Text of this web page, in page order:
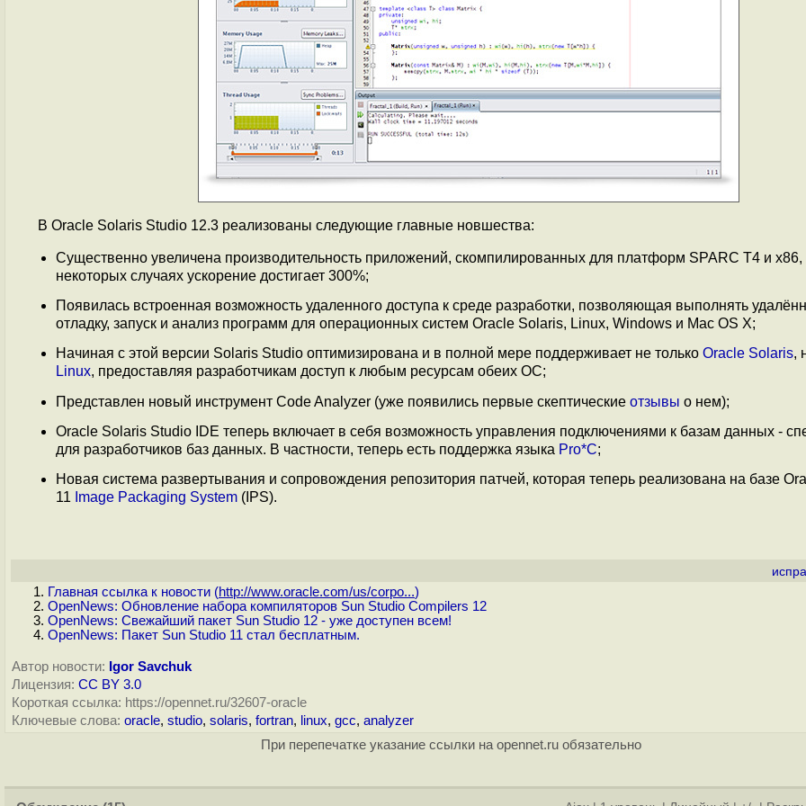
В Oracle Solaris Studio 12.3 реализованы следующие главные новшества:
Существенно увеличена производительность приложений, скомпилированных для платформ SPARC T4 и x86,
некоторых случаях ускорение достигает 300%;
Появилась встроенная возможность удаленного доступа к среде разработки, позволяющая выполнять
отладку, запуск и анализ программ для операционных систем Oracle Solaris, Linux, Windows и Mac OS X;
Начиная с этой версии Solaris Studio оптимизирована и в полной мере поддерживает не только Oracle Solaris,
Linux, предоставляя разработчикам доступ к любым ресурсам обеих ОС;
Представлен новый инструмент Code Analyzer (уже появились первые скептические отзывы о нем);
Oracle Solaris Studio IDE теперь включает в себя возможность управления подключениями к базам данных -
для разработчиков баз данных. В частности, теперь есть поддержка языка Pro*C;
Новая система развертывания и сопровождения репозитория патчей, которая теперь реализована на базе
11 Image Packaging System (IPS).
Главная ссылка к новости (http://www.oracle.com/us/corpo...)
OpenNews: Обновление набора компиляторов Sun Studio Compilers 12
OpenNews: Свежайший пакет Sun Studio 12 - уже доступен всем!
OpenNews: Пакет Sun Studio 11 стал бесплатным.
Автор новости: Igor Savchuk
Лицензия: CC BY 3.0
Короткая ссылка: https://opennet.ru/32607-oracle
Ключевые слова: oracle, studio, solaris, fortran, linux, gcc, analyzer
При перепечатке указание ссылки на opennet.ru обязательно